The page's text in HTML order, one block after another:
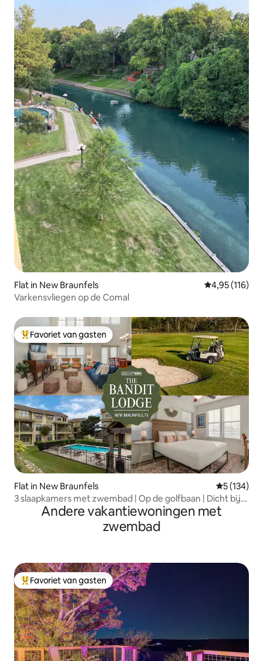
Flat in New Braunfels Gemiddelde
4,95 (116)
Varkensvliegen op de Comal
Topfavoriet van gasten
Favoriet van gasten
Flat in New Braunfels
5 (134)
3 slaapkamers met zwembad | Op de golfbaan | Dicht bij
Andere vakantiewoningen met
zwembad
Topfavoriet van gasten
Favoriet van gasten